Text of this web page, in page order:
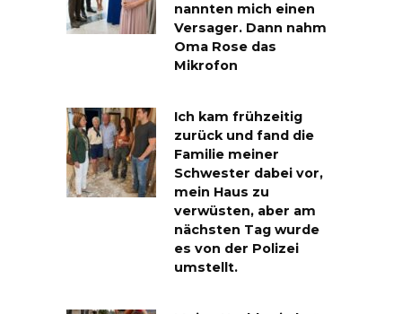
nannten mich einen
Versager. Dann nahm
Oma Rose das
Mikrofon
Ich kam frühzeitig
zurück und fand die
Familie meiner
Schwester dabei vor,
mein Haus zu
verwüsten, aber am
nächsten Tag wurde
es von der Polizei
umstellt.